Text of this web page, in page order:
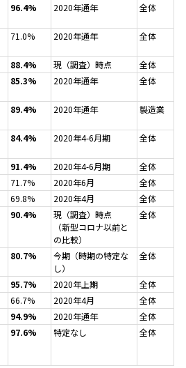
96.4% 2020年通年 全体
71.0% 2020年通年 全体
88.4% 現（調査）時点
全体
85.3% 2020年通年 全体
89.4% 2020年通年 製造業
84.4% 2020年4-6月期 全体
91.4% 2020年4-6月期
全体
71.7% 2020年6月
全体
69.8% 2020年4月
全体
90.4%
現（調査）時点
（新型コロナ以前と
の比較）
全体
80.7%
今期（時期の特定な
し）
全体
95.7% 2020年上期
全体
66.7% 2020年4月
全体
94.9% 2020年通年
全体
97.6% 特定なし 全体